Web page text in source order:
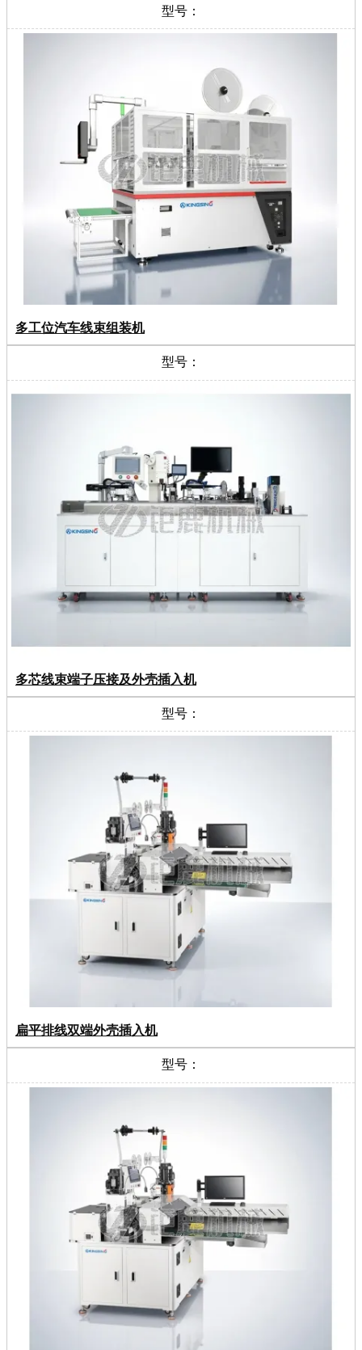
型号：
多工位汽车线束组装机
型号：
多芯线束端子压接及外壳插入机
型号：
扁平排线双端外壳插入机
型号：